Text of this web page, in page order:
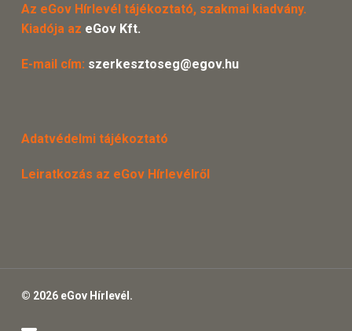
Az eGov Hírlevél tájékoztató, szakmai kiadvány.
Kiadója az eGov Kft.
E-mail cím: szerkesztoseg@egov.hu
Adatvédelmi tájékoztató
Leiratkozás az eGov Hírlevélről
© 2026 eGov Hírlevél.